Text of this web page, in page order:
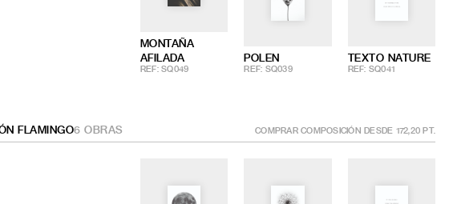
MONTAÑA
AFILADA
REF: SQ049
POLEN
REF: SQ039
TEXTO NATURE
REF: SQ041
FLAMINGO6 OBRAS COMPRAR COMPOSICIÓN DESDE 172,20 PT.